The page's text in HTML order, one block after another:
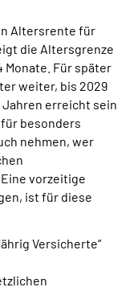
Altersrente für
die Altersgrenze
Monate. Für später
weiter, bis 2029
erreicht sein
besonders
nehmen, wer
vorzeitige
ist für diese
Versicherte“